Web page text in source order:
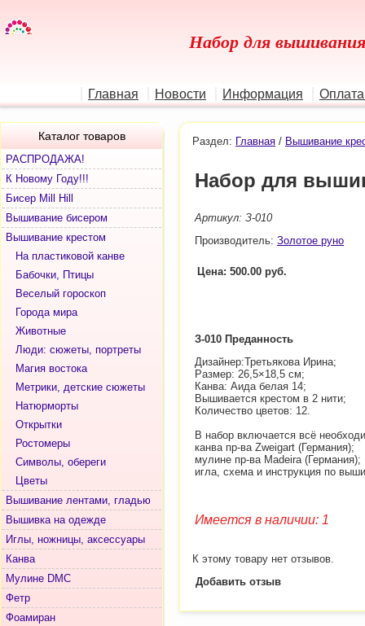
Набор для
Главная Новости Информация Оплата
Каталог товаров
РАСПРОДАЖА!
К Новому Году!!!
Бисер Mill Hill
Вышивание бисером
Вышивание крестом
На пластиковой канве
Бабочки, Птицы
Веселый гороскоп
Города мира
Животные
Люди: сюжеты, портреты
Магия востока
Метрики, детские сюжеты
Натюрморты
Открытки
Ростомеры
Символы, обереги
Цветы
Вышивание лентами, гладью
Вышивка на одежде
Иглы, ножницы, аксессуары
Канва
Мулине DMC
Фетр
Фоамиран
Раздел: Главная / Вышивание
Набор для
Артикул: З-010
Производитель: Золотое руно
Цена: 500.00 руб.
З-010 Преданность
Дизайнер:Третьякова Ирина;
Размер: 26,5×18,5 см;
Канва: Аида белая 14;
Вышивается крестом в 2 нити;
Количество цветов: 12.
В набор включается всё
канва пр-ва Zweigart (Германия);
мулине пр-ва Madeira (Германия);
игла, схема и инструкция по
Имеется в наличии: 1
К этому товару нет отзывов.
Добавить отзыв